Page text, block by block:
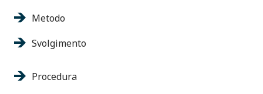
Metodo
Svolgimento
Procedura